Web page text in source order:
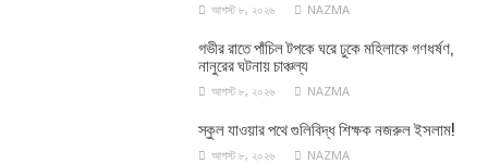
আগস্ট ৮, ২০২৬ NAZMA
গভীর রাতে পাঁচিল টপকে ঘরে ঢুকে মহিলাকে গণধর্ষণ,
নানুরের ঘটনায় চাঞ্চল্য
আগস্ট ৮, ২০২৬ NAZMA
স্কুল যাওয়ার পথে গুলিবিদ্ধ শিক্ষক নজরুল ইসলাম!
আগস্ট ৮, ২০২৬ NAZMA